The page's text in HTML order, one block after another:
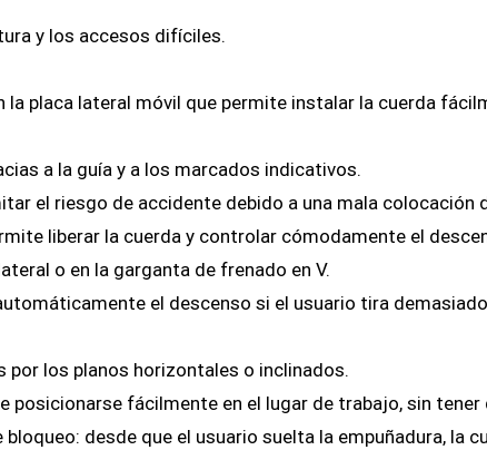
y los accesos difíciles.
la placa lateral móvil que permite instalar la cuerda
a la guía y a los marcados indicativos.
el riesgo de accidente debido a una mala colocación
liberar la cuerda y controlar cómodamente el
o en la garganta de frenado en V.
el descenso si el usuario tira
los planos horizontales o inclinados.
posicionarse fácilmente en el lugar de trabajo, sin tener
desde que el usuario suelta la empuñadura, la